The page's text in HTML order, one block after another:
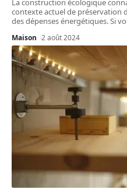
contexte actuel de préservation
des dépenses énergétiques. Si
Maison 2 août 2024